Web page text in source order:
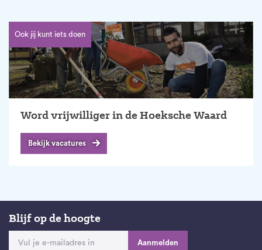
Ook jij kunt iets doen
Word vrijwilliger in de Hoeksche Waard
Bekijk vacatures
Blijf op de hoogte
Aanmelden